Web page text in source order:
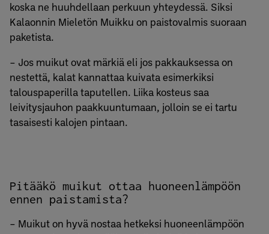
koska ne huuhdellaan perkuun yhteydessä. Siksi
Kalaonnin Mieletön Muikku on paistovalmis suoraan
paketista.
– Jos muikut ovat märkiä eli jos pakkauksessa on
nestettä, kalat kannattaa kuivata esimerkiksi
talouspaperilla taputellen. Liika kosteus saa
leivitysjauhon paakkuuntumaan, jolloin se ei tartu
tasaisesti kalojen pintaan.
Pitääkö muikut ottaa huoneenlämpöön
ennen paistamista?
– Muikut on hyvä nostaa hetkeksi huoneenlämpöön